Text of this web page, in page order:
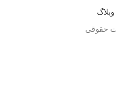
وبلاگ
حقوقی